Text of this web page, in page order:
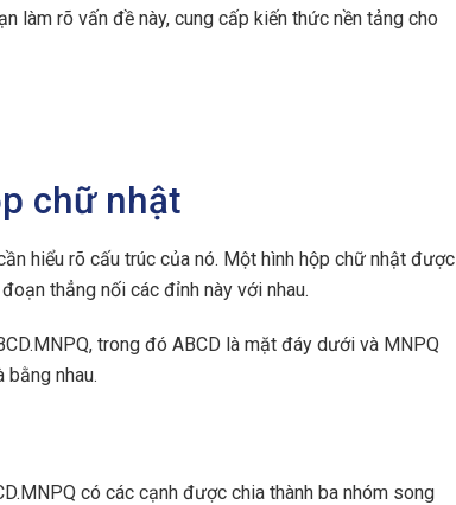
làm rõ vấn đề này, cung cấp kiến thức nền tảng cho
chữ nhật
hiểu rõ cấu trúc của nó. Một hình hộp chữ nhật được
thẳng nối các đỉnh này với nhau.
trong đó ABCD là mặt đáy dưới và MNPQ
nhau.
có các cạnh được chia thành ba nhóm song